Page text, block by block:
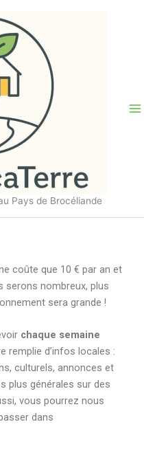
Pays de Brocéliande
coûte que 10 € par an et
serons nombreux, plus
sera grande !
chaque semaine
remplie d’infos locales :
culturels, annonces et
plus générales sur des
vous pourrez nous
dans